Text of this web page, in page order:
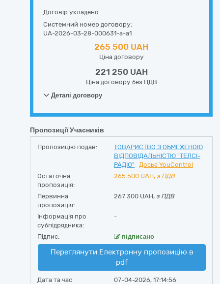
Договір укладено
Системний номер договору:
UA-2026-03-28-000631-a-a1
265 500 UAH
Ціна договору
221 250 UAH
Ціна договору без ПДВ
Деталі договору
Пропозиції Учасників
Пропозицію подав:
ТОВАРИСТВО З ОБМЕЖЕНОЮ
ВІДПОВІДАЛЬНІСТЮ "ТЕЛСІ-
РАДІО"
Досьє YouControl
Остаточна
пропозиція:
265 500 UAH, з ПДВ
Первинна
пропозиція:
267 300 UAH, з ПДВ
Інформація про
субпідрядника:
-
Підпис: підписано
Переглянути Електронну пропозицію в
pdf
Дата та час
07-04-2026, 17:14:56